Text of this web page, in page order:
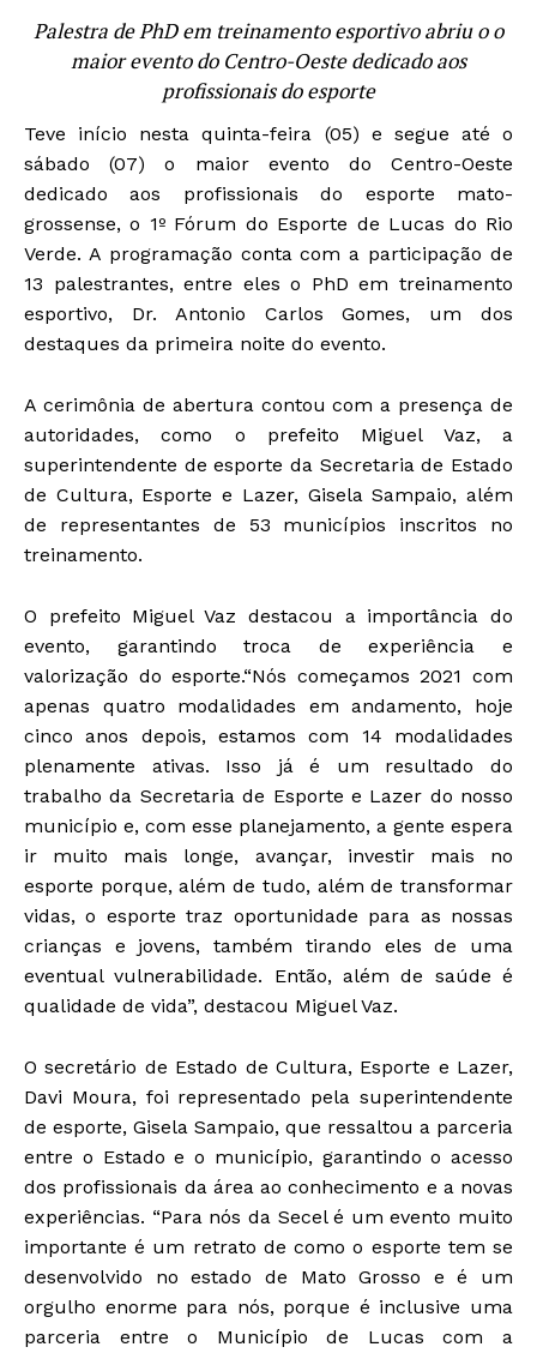
Palestra de PhD em treinamento esportivo abriu o o
maior evento do Centro-Oeste dedicado aos
profissionais do esporte
Teve início nesta quinta-feira (05) e segue até o
sábado (07) o maior evento do Centro-Oeste
dedicado aos profissionais do esporte mato-
grossense, o 1º Fórum do Esporte de Lucas do Rio
Verde. A programação conta com a participação de
13 palestrantes, entre eles o PhD em treinamento
esportivo, Dr. Antonio Carlos Gomes, um dos
destaques da primeira noite do evento.
A cerimônia de abertura contou com a presença de
autoridades, como o prefeito Miguel Vaz, a
superintendente de esporte da Secretaria de Estado
de Cultura, Esporte e Lazer, Gisela Sampaio, além
de representantes de 53 municípios inscritos no
treinamento.
O prefeito Miguel Vaz destacou a importância do
evento, garantindo troca de experiência e
valorização do esporte.“Nós começamos 2021 com
apenas quatro modalidades em andamento, hoje
cinco anos depois, estamos com 14 modalidades
plenamente ativas. Isso já é um resultado do
trabalho da Secretaria de Esporte e Lazer do nosso
município e, com esse planejamento, a gente espera
ir muito mais longe, avançar, investir mais no
esporte porque, além de tudo, além de transformar
vidas, o esporte traz oportunidade para as nossas
crianças e jovens, também tirando eles de uma
eventual vulnerabilidade. Então, além de saúde é
qualidade de vida”, destacou Miguel Vaz.
O secretário de Estado de Cultura, Esporte e Lazer,
Davi Moura, foi representado pela superintendente
de esporte, Gisela Sampaio, que ressaltou a parceria
entre o Estado e o município, garantindo o acesso
dos profissionais da área ao conhecimento e a novas
experiências. “Para nós da Secel é um evento muito
importante é um retrato de como o esporte tem se
desenvolvido no estado de Mato Grosso e é um
orgulho enorme para nós, porque é inclusive uma
parceria entre o Município de Lucas com a